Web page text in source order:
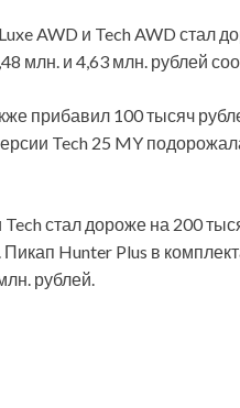
AWD и Tech AWD стал
млн. и 4,63 млн. рублей
прибавил 100 тысяч
Tech 25 MY
стал дороже на 200
Hunter Plus в
рублей.